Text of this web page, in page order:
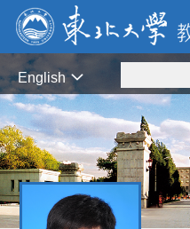
English